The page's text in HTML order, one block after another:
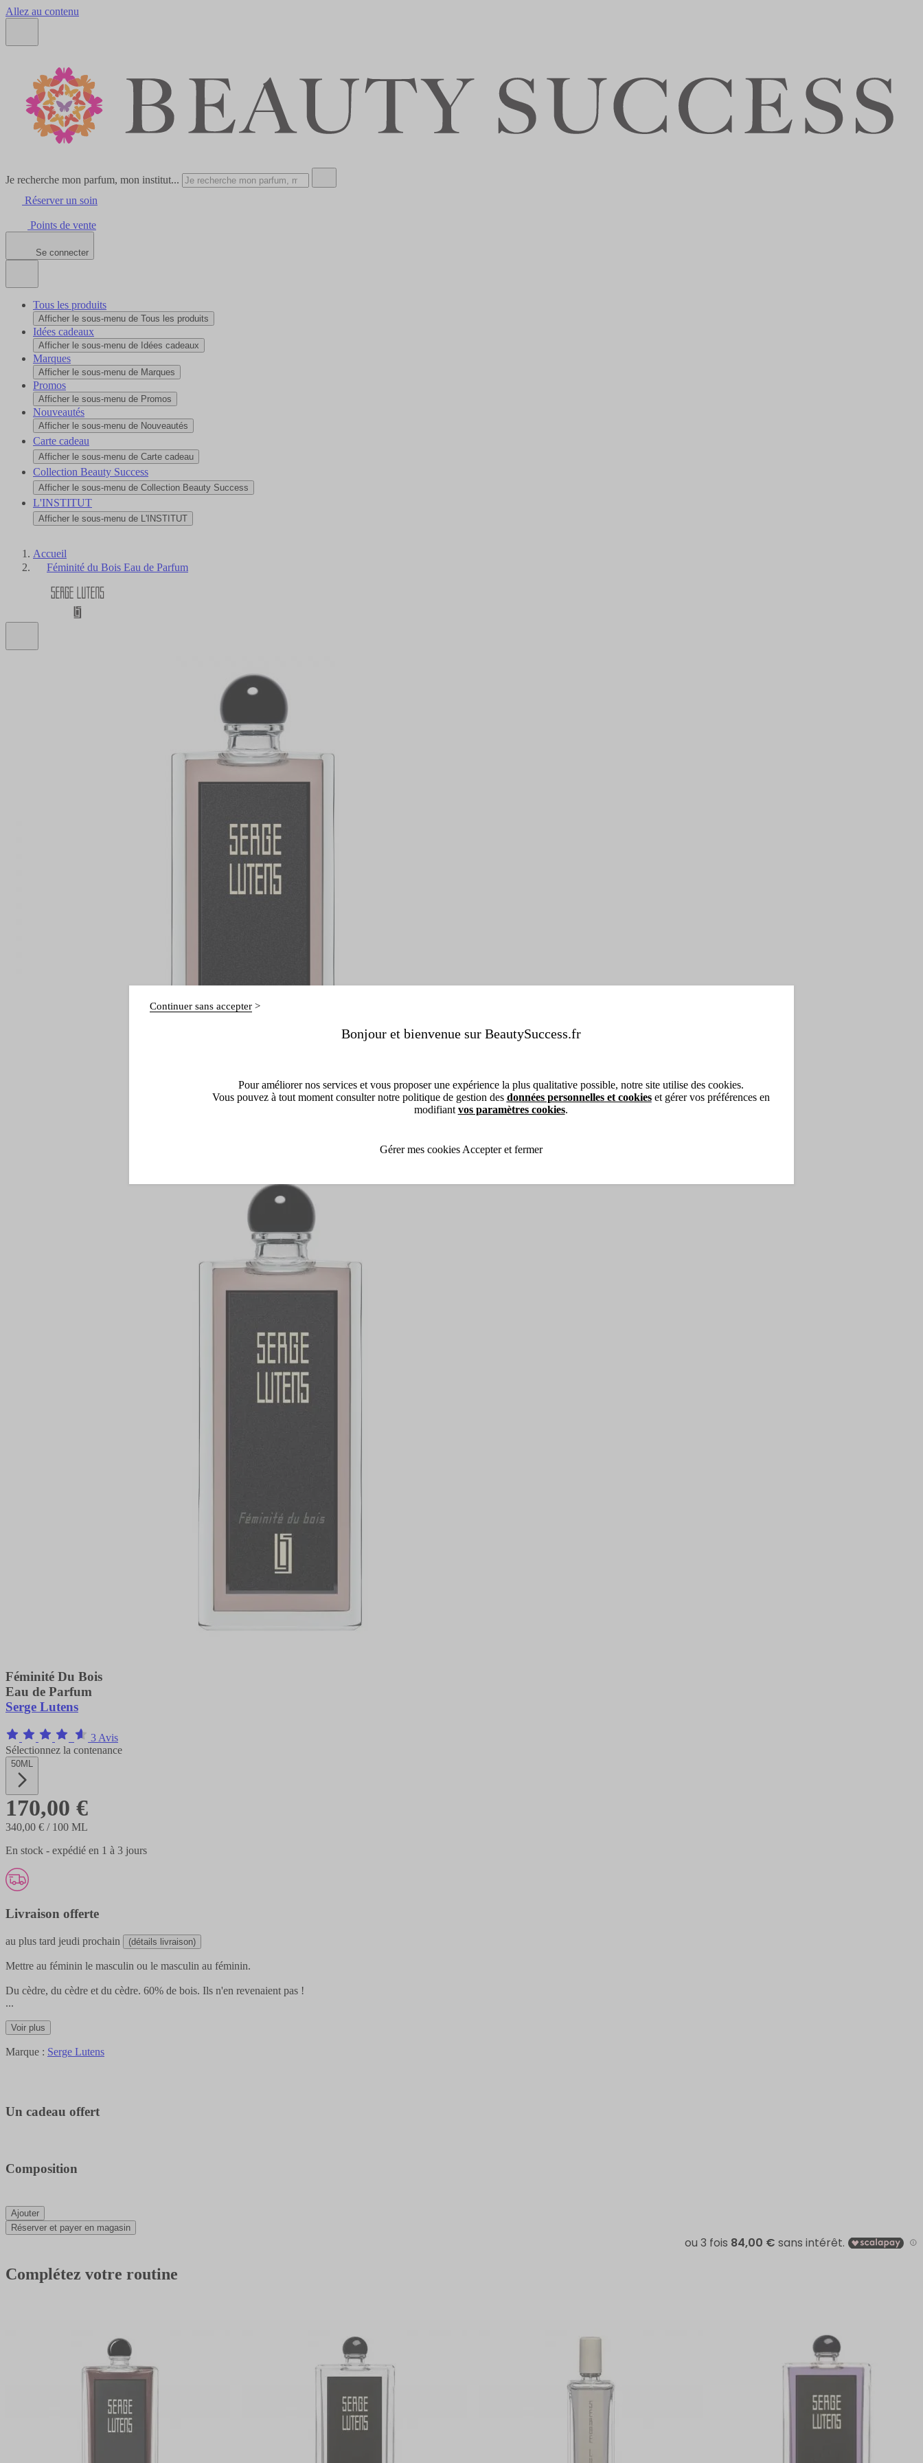
Allez au contenu
Je recherche mon parfum, mon institut...
Réserver un soin
Points de vente
Se connecter
Tous les produits
Afficher le sous-menu de Tous les produits
Idées cadeaux
Afficher le sous-menu de Idées cadeaux
Marques
Afficher le sous-menu de Marques
Promos
Afficher le sous-menu de Promos
Nouveautés
Afficher le sous-menu de Nouveautés
Carte cadeau
Afficher le sous-menu de Carte cadeau
Collection Beauty Success
Afficher le sous-menu de Collection Beauty Success
L'INSTITUT
Afficher le sous-menu de L'INSTITUT
Accueil
Féminité du Bois Eau de Parfum
Féminité Du Bois
Eau de Parfum
Serge Lutens
3 Avis
Sélectionnez la contenance
50ML
170,00 €
340,00 € / 100 ML
En stock - expédié en 1 à 3 jours
Livraison offerte
au plus tard jeudi prochain (détails livraison)
Mettre au féminin le masculin ou le masculin au féminin.
Du cèdre, du cèdre et du cèdre. 60% de bois. Ils n'en revenaient pas !
...
Voir plus
Marque : Serge Lutens
Un cadeau offert
Composition
Ajouter
Réserver et payer en magasin
Complétez votre routine
Bonjour et bienvenue sur BeautySuccess.fr
Continuer sans accepter
Pour améliorer nos services et vous proposer une expérience la plus qualitative possible, notre site utilise des cookies.
Vous pouvez à tout moment consulter notre politique de gestion des données personnelles et cookieset gérer vos préférences en
modifiant vos paramètres cookies.
Gérer mes cookies Accepter et fermer